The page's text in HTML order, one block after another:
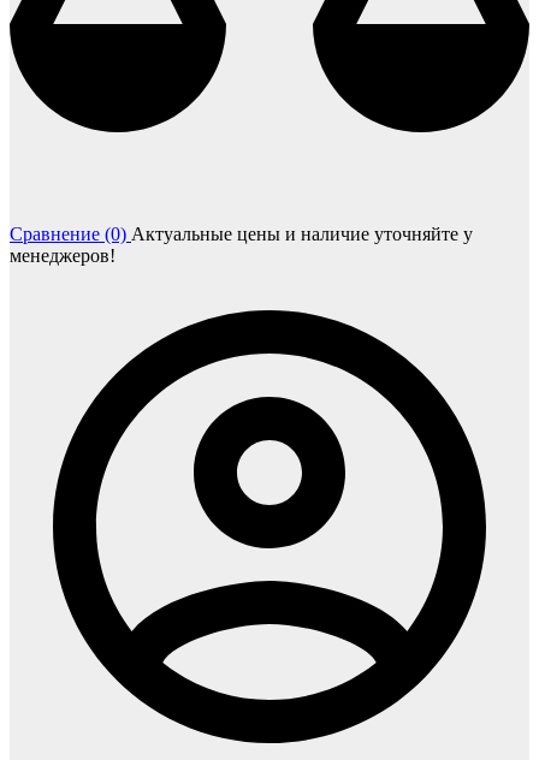
Сравнение (0) Актуальные цены и наличие уточняйте у
менеджеров!